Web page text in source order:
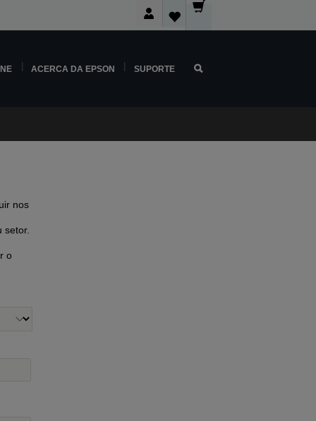
ACERCA DA EPSON SUPORTE
nos
setor.
o